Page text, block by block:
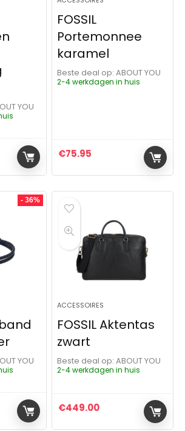
YOU
prijs was: €219.00.
prijs is: €140.00.
FOSSIL
Portemonnee
karamel
Beste deal op:
ABOUT YOU
2-4 werkdagen in huis
€75.95
- 36%
YOU
prijs was: €74.90.
is: €47.92.
ACCESSOIRES
FOSSIL Aktentas
zwart
Beste deal op:
ABOUT YOU
2-4 werkdagen in huis
€449.00